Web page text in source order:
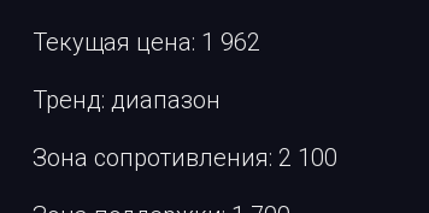
Текущая цена: 1 962
Тренд: диапазон
Зона сопротивления: 2 100